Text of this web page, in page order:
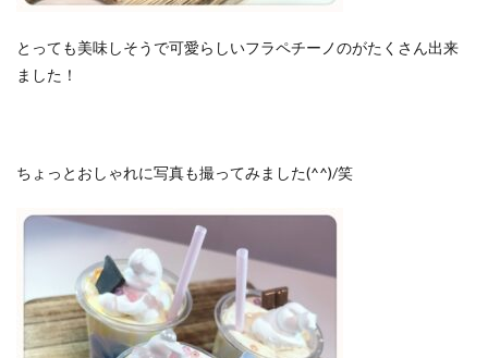
とっても美味しそうで可愛らしいフラペチーノのがたくさん出来
ました！
ちょっとおしゃれに写真も撮ってみました(^^)/笑